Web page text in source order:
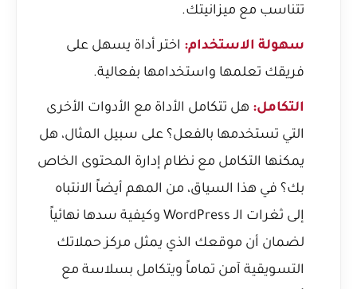
تتناسب مع ميزانيتك.
سهولة الاستخدام: اختر أداة يسهل على
فريقك تعلمها واستخدامها بفعالية.
التكامل: هل تتكامل الأداة مع الأدوات الأخرى
التي تستخدمها بالفعل؟ على سبيل المثال، هل
يمكنها التكامل مع نظام إدارة المحتوى الخاص
بك؟ في هذا السياق، من المهم أيضاً الانتباه
إلى ثغرات الـ WordPress وكيفية سدها نهائياً
لضمان أن موقعك الذي يمثل مركز حملاتك
التسويقية آمن تماماً ويتكامل بسلاسة مع